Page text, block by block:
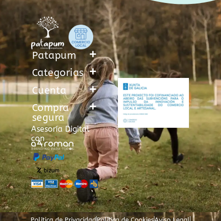
Patapum
Categorias
Cuenta
Compra
segura
Asesoría Digital
con